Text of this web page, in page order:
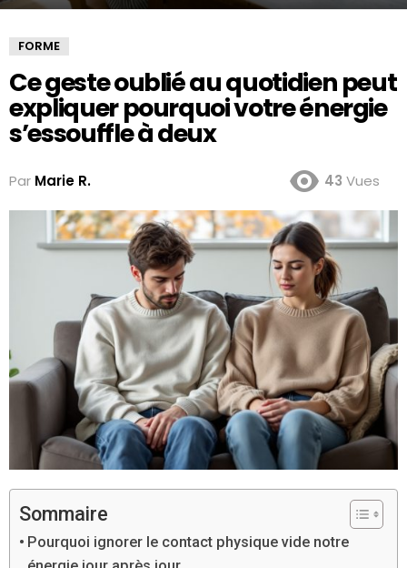
FORME
Ce geste oublié au quotidien peut
expliquer pourquoi votre énergie
s’essouffle à deux
Par Marie R. 43 Vues
Sommaire
Pourquoi ignorer le contact physique vide notre